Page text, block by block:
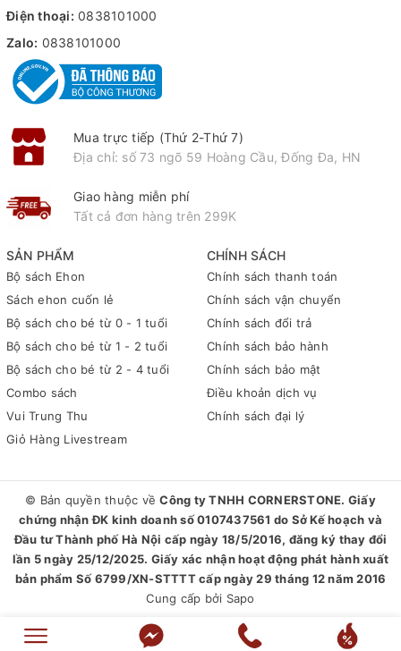
SẢN PHẨM
Bộ sách Ehon
Sách ehon cuốn lẻ
Bộ sách cho bé từ 0 - 1 tuổi
Bộ sách cho bé từ 1 - 2 tuổi
Bộ sách cho bé từ 2 - 4 tuổi
Combo sách
Vui Trung Thu
Giỏ Hàng Livestream
CHÍNH SÁCH
Chính sách thanh toán
Chính sách vận chuyển
Chính sách đổi trả
Chính sách bảo hành
Chính sách bảo mật
Điều khoản dịch vụ
Chính sách đại lý
Điện thoại: 0838101000
Zalo: 0838101000
Mua trực tiếp (Thứ 2-Thứ 7)
Địa chỉ: số 73 ngõ 59 Hoàng Cầu, Đống Đa, HN
Giao hàng miễn phí
Tất cả đơn hàng trên 299K
© Bản quyền thuộc vềCông ty TNHH CORNERSTONE. Giấy
chứng nhận ĐK kinh doanh số 0107437561 do Sở Kế hoạch và
Đầu tư Thành phố Hà Nội cấp ngày 18/5/2016, đăng ký thay đổi
lần 5 ngày 25/12/2025. Giấy xác nhận hoạt động phát hành xuất
bản phẩm Số 6799/XN-STTTT cấp ngày 29 tháng 12 năm 2016
Cung cấp bởi Sapo